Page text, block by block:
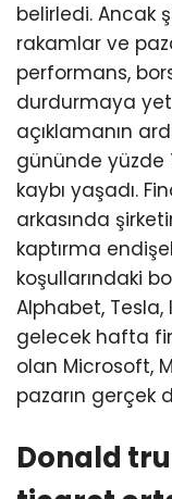
belirledi. Ancak
rakamlar ve
performans,
durdurmaya
açıklamanın
gününde yüzde
kaybı yaşadı.
arkasında
kaptırma
koşullarındaki
Alphabet, Tesla,
gelecek hafta
olan Microsoft,
pazarın gerçek
Donald